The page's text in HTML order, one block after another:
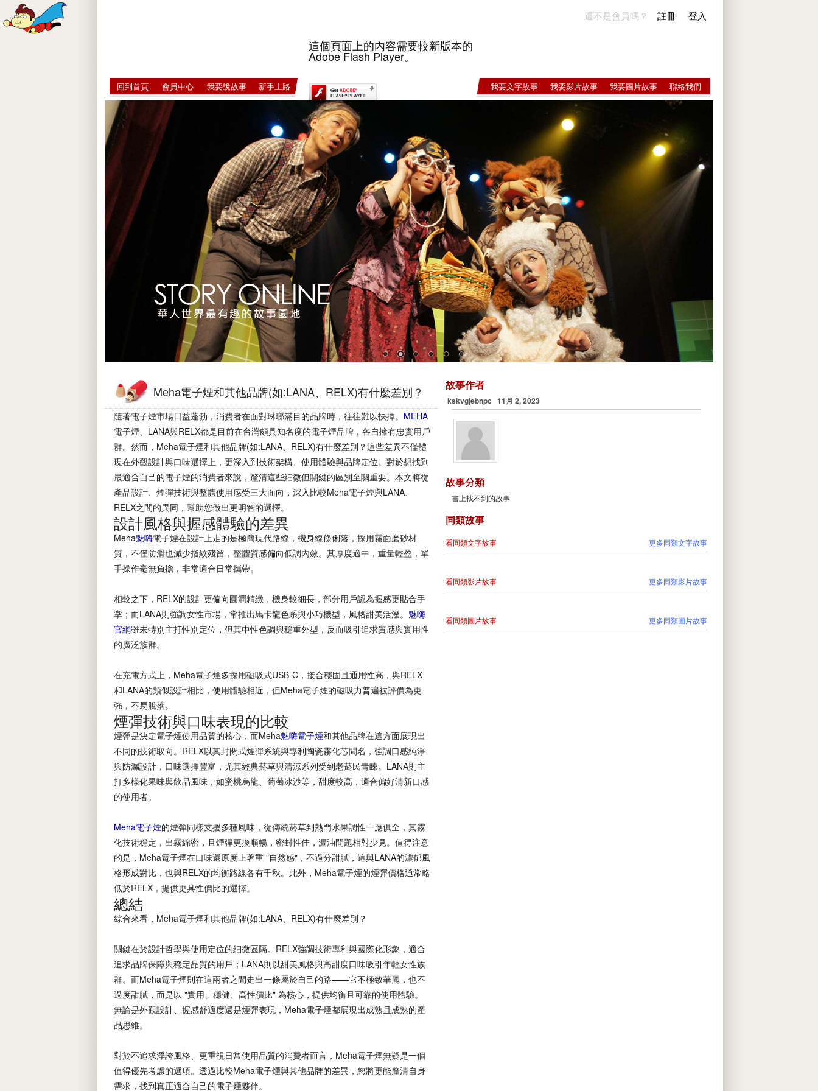
還不是會員嗎？ 註冊 登入
這個頁面上的內容需要較新版本的
Adobe Flash Player。
回到首頁 會員中心 我要說故事 新手上路 我要文字故事 我要影片故事 我要圖片故事 聯絡我們
Meha電子煙和其他品牌(如:LANA、RELX)有什麼差別？
隨著電子煙市場日益蓬勃，消費者在面對琳瑯滿目的品牌時，往往難以抉擇。 MEHA
電子煙、LANA與RELX都是目前在台灣頗具知名度的電子煙品牌，各自擁有忠實用戶
群。然而，Meha電子煙和其他品牌(如:LANA、RELX)有什麼差別？這些差異不僅體
現在外觀設計與口味選擇上，更深入到技術架構、使用體驗與品牌定位。對於想找到
最適合自己的電子煙的消費者來說，釐清這些細微但關鍵的區別至關重要。本文將從
產品設計、煙彈技術與整體使用感受三大面向，深入比較Meha電子煙與LANA、
RELX之間的異同，幫助您做出更明智的選擇。
設計風格與握感體驗的差異
Meha魅嗨電子煙在設計上走的是極簡現代路線，機身線條俐落，採用霧面磨砂材
質，不僅防滑也減少指紋殘留，整體質感偏向低調內斂。其厚度適中，重量輕盈，單
手操作毫無負擔，非常適合日常攜帶。
相較之下，RELX的設計更偏向圓潤精緻，機身較細長，部分用戶認為握感更貼合手
掌；而LANA則強調女性市場，常推出馬卡龍色系與小巧機型，風格甜美活潑。 魅嗨
官網雖未特別主打性別定位，但其中性色調與穩重外型，反而吸引追求質感與實用性
的廣泛族群。
在充電方式上，Meha電子煙多採用磁吸式USB-C，接合穩固且通用性高，與RELX
和LANA的類似設計相比，使用體驗相近，但Meha電子煙的磁吸力普遍被評價為更
強，不易脫落。
煙彈技術與口味表現的比較
煙彈是決定電子煙使用品質的核心，而Meha魅嗨電子煙和其他品牌在這方面展現出
不同的技術取向。RELX以其封閉式煙彈系統與專利陶瓷霧化芯聞名，強調口感純淨
與防漏設計，口味選擇豐富，尤其經典菸草與清涼系列受到老菸民青睞。LANA則主
打多樣化果味與飲品風味，如蜜桃烏龍、葡萄冰沙等，甜度較高，適合偏好清新口感
的使用者。
Meha電子煙的煙彈同樣支援多種風味，從傳統菸草到熱門水果調性一應俱全，其霧
化技術穩定，出霧綿密，且煙彈更換順暢，密封性佳，漏油問題相對少見。值得注意
的是，Meha電子煙在口味還原度上著重 "自然感"，不過分甜膩，這與LANA的濃郁風
格形成對比，也與RELX的均衡路線各有千秋。此外，Meha電子煙的煙彈價格通常略
低於RELX，提供更具性價比的選擇。
總結
綜合來看，Meha電子煙和其他品牌(如:LANA、RELX)有什麼差別？
關鍵在於設計哲學與使用定位的細微區隔。RELX強調技術專利與國際化形象，適合
追求品牌保障與穩定品質的用戶；LANA則以甜美風格與高甜度口味吸引年輕女性族
群。而Meha電子煙則在這兩者之間走出一條屬於自己的路——它不極致華麗，也不
過度甜膩，而是以 "實用、穩健、高性價比" 為核心，提供均衡且可靠的使用體驗。
無論是外觀設計、握感舒適度還是煙彈表現，Meha電子煙都展現出成熟且成熟的產
品思維。
對於不追求浮誇風格、更重視日常使用品質的消費者而言，Meha電子煙無疑是一個
值得優先考慮的選項。透過比較Meha電子煙與其他品牌的差異，您將更能釐清自身
需求，找到真正適合自己的電子煙夥伴。
故事作者
kskvgjebnpc 11月 2, 2023
故事分類
書上找不到的故事
同類故事
看同類文字故事 更多同類文字故事
看同類影片故事 更多同類影片故事
看同類圖片故事 更多同類圖片故事